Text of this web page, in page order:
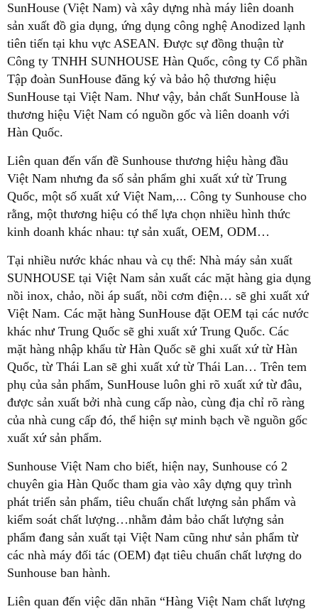
SunHouse (Việt Nam) và xây dựng nhà máy liên doanh
sản xuất đồ gia dụng, ứng dụng công nghệ Anodized lạnh
tiên tiến tại khu vực ASEAN. Được sự đồng thuận từ
Công ty TNHH SUNHOUSE Hàn Quốc, công ty Cổ phần
Tập đoàn SunHouse đăng ký và bảo hộ thương hiệu
SunHouse tại Việt Nam. Như vậy, bản chất SunHouse là
thương hiệu Việt Nam có nguồn gốc và liên doanh với
Hàn Quốc.
Liên quan đến vấn đề Sunhouse thương hiệu hàng đầu
Việt Nam nhưng đa số sản phẩm ghi xuất xứ từ Trung
Quốc, một số xuất xứ Việt Nam,... Công ty Sunhouse cho
rằng, một thương hiệu có thể lựa chọn nhiều hình thức
kinh doanh khác nhau: tự sản xuất, OEM, ODM…
Tại nhiều nước khác nhau và cụ thể: Nhà máy sản xuất
SUNHOUSE tại Việt Nam sản xuất các mặt hàng gia dụng
nồi inox, chảo, nồi áp suất, nồi cơm điện… sẽ ghi xuất xứ
Việt Nam. Các mặt hàng SunHouse đặt OEM tại các nước
khác như Trung Quốc sẽ ghi xuất xứ Trung Quốc. Các
mặt hàng nhập khẩu từ Hàn Quốc sẽ ghi xuất xứ từ Hàn
Quốc, từ Thái Lan sẽ ghi xuất xứ từ Thái Lan… Trên tem
phụ của sản phẩm, SunHouse luôn ghi rõ xuất xứ từ đâu,
được sản xuất bởi nhà cung cấp nào, cùng địa chỉ rõ ràng
của nhà cung cấp đó, thể hiện sự minh bạch về nguồn gốc
xuất xứ sản phẩm.
Sunhouse Việt Nam cho biết, hiện nay, Sunhouse có 2
chuyên gia Hàn Quốc tham gia vào xây dựng quy trình
phát triển sản phẩm, tiêu chuẩn chất lượng sản phẩm và
kiểm soát chất lượng…nhằm đảm bảo chất lượng sản
phẩm đang sản xuất tại Việt Nam cũng như sản phẩm từ
các nhà máy đối tác (OEM) đạt tiêu chuẩn chất lượng do
Sunhouse ban hành.
Liên quan đến việc dãn nhãn “Hàng Việt Nam chất lượng